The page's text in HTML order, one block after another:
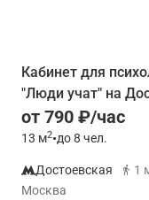
Кабинет для
"Люди учат" на
от 790 ₽/час
13 м2•до 8 чел.
Достоевская
1
Москва